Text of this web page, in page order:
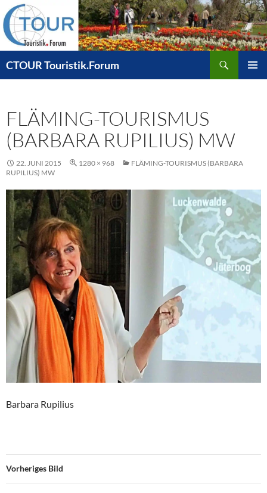
Zum
Inhalt
springen
CTOUR Touristik.Forum
FLÄMING-TOURISMUS
(BARBARA RUPILIUS) MW
22. JUNI 2015 1280 × 968
FLÄMING-TOURISMUS (BARBARA
RUPILIUS) MW
Barbara Rupilius
Vorheriges Bild